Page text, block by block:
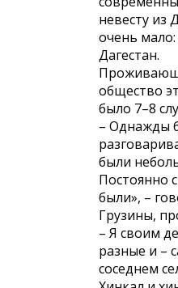
невесту из
очень
Дагестан.
общество
было 7–8
– Однажды
были
Постоянно
были», –
Грузины,
– Я своим
разные и –
соседнем